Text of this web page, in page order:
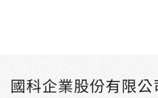
國科企業股份有限公